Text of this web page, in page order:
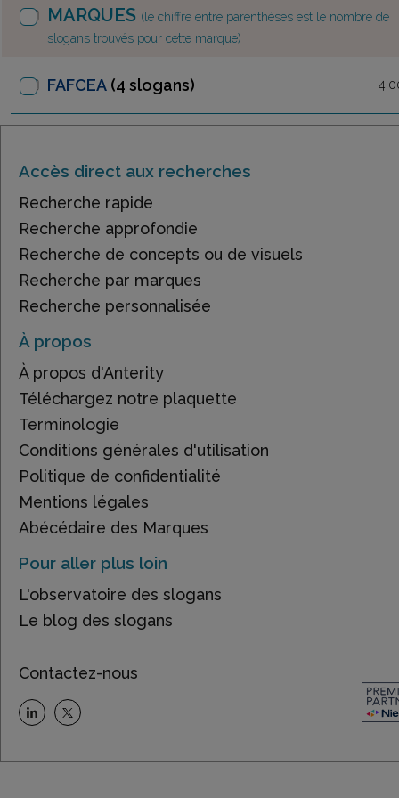
MARQUES (le chiffre entre parenthèses est le nombre de
slogans trouvés pour cette marque)
FAFCEA (4 slogans)
Accès direct aux recherches
Recherche rapide
Recherche approfondie
Recherche de concepts ou de visuels
Recherche par marques
Recherche personnalisée
À propos
À propos d'Anterity
Téléchargez notre plaquette
Terminologie
Conditions générales d'utilisation
Politique de confidentialité
Mentions légales
Abécédaire des Marques
Pour aller plus loin
L'observatoire des slogans
Le blog des slogans
Contactez-nous